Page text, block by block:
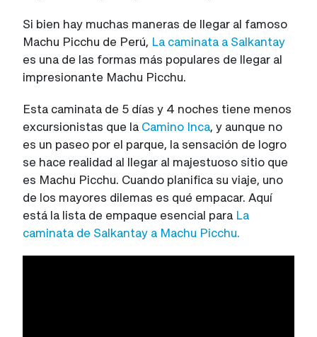
Si bien hay muchas maneras de llegar al famoso
Machu Picchu de Perú, La caminata a Salkantay
es una de las formas más populares de llegar al
impresionante Machu Picchu.
Esta caminata de 5 días y 4 noches tiene menos
excursionistas que la Camino Inca, y aunque no
es un paseo por el parque, la sensación de logro
se hace realidad al llegar al majestuoso sitio que
es Machu Picchu. Cuando planifica su viaje, uno
de los mayores dilemas es qué empacar. Aquí
está la lista de empaque esencial para La
caminata de Salkantay a Machu Picchu.